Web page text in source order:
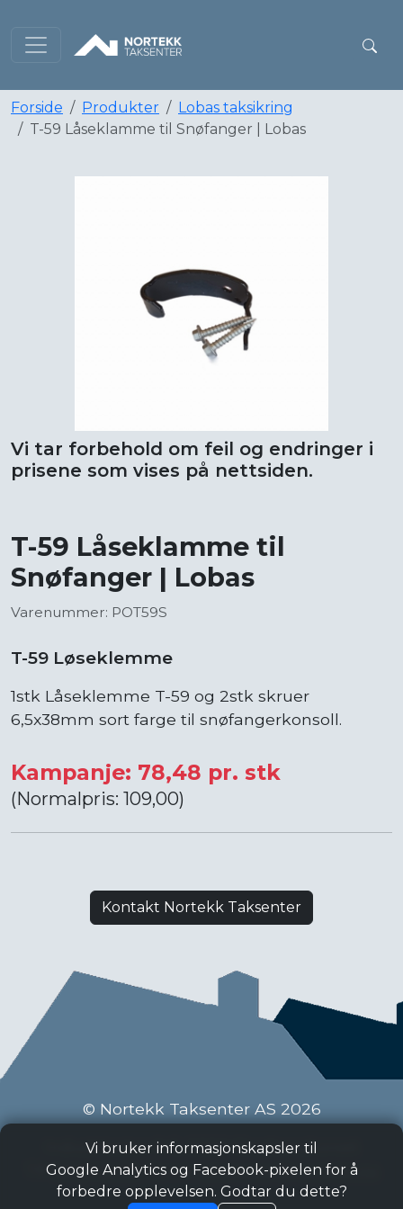
Forside Produkter
Lobas taksikring
T-59 Låseklamme til Snøfanger | Lobas
Vi tar forbehold om feil og endringer i
prisene som vises på nettsiden.
T-59 Låseklamme til
Snøfanger | Lobas
Varenummer: POT59S
T-59 Løseklemme
1stk Låseklemme T-59 og 2stk skruer
6,5x38mm sort farge til snøfangerkonsoll.
Kampanje: 78,48 pr. stk
(Normalpris: 109,00)
Kontakt Nortekk Taksenter
© Nortekk Taksenter AS 2026
Industriveien 9 C, 2020 Skedsmokorset
Tlf:63 87 15 50, Epost:taksenter@nortekk.no
Vi bruker informasjonskapsler til
Google Analytics og Facebook-pixelen for å
forbedre opplevelsen. Godtar du dette?